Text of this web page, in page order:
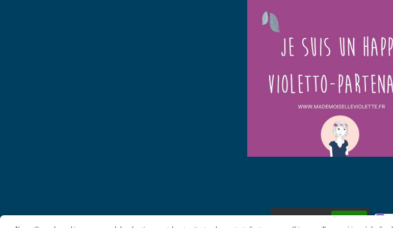
Facebook est désactivé. Autoriser